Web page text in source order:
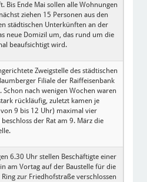
Bis Ende Mai sollen alle Wohnungen
ziehen 15 Personen aus den
städtischen Unterkünften an der
neue Domizil um, das rund um die
beaufsichtigt wird.
Zweigstelle des städtischen
Filiale der Raiffeisenbank
Schon nach wenigen Wochen waren
rückläufig, zuletzt kamen je
9 bis 12 Uhr) maximal vier
der Rat am 9. März die
6.30 Uhr stellen Beschäftigte einer
am Vortag auf der Baustelle für die
zur Friedhofstraße verschlossen